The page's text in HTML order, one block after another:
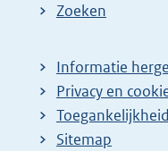
Zoeken
Informatie
Privacy en
Toegankelijkheid
Sitemap